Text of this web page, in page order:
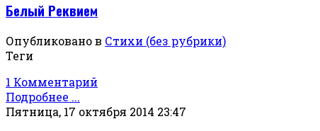
Белый Реквием
Опубликовано в Стихи (без рубрики)
Теги
1 Комментарий
Подробнее ...
Пятница, 17 октября 2014 23:47